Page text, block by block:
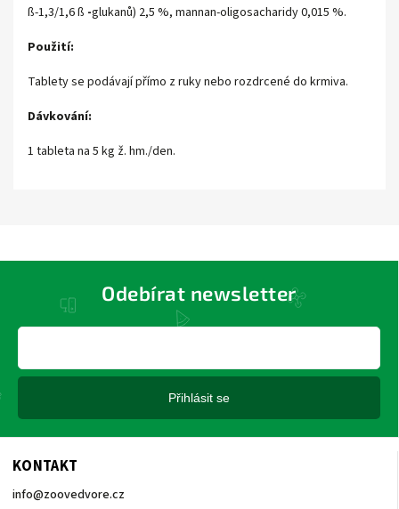
ß-1,3/1,6 ß -glukanů) 2,5 %, mannan-oligosacharidy 0,015 %.
Použití:
Tablety se podávají přímo z ruky nebo rozdrcené do krmiva.
Dávkování:
1 tableta na 5 kg ž. hm./den.
KONTAKT
info@zoovedvore.cz
Odebírat newsletter
Přihlásit se